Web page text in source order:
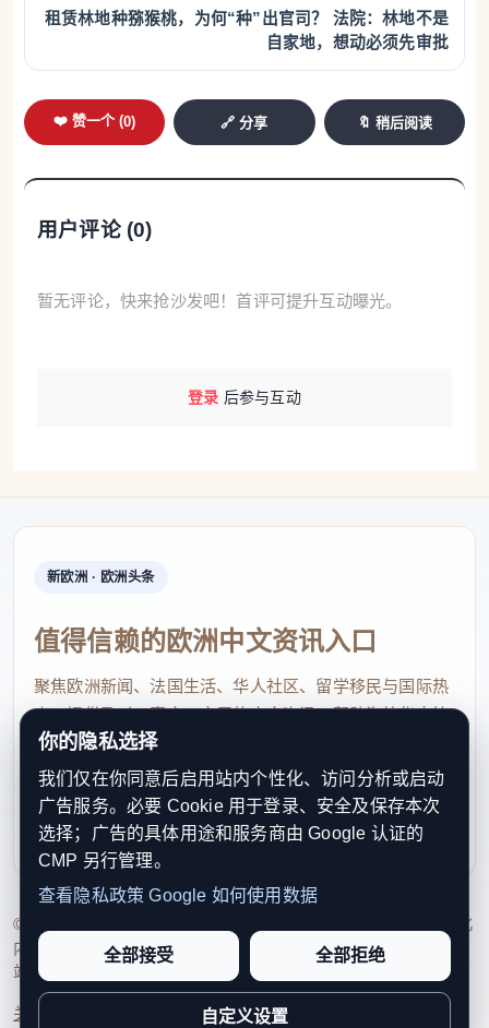
租赁林地种猕猴桃，为何“种”出官司？ 法院：林地不是
自家地，想动必须先审批
❤️ 赞一个 (0) 🔗 分享 🔖 稍后阅读
用户评论 (0)
暂无评论，快来抢沙发吧！首评可提升互动曝光。
登录 后参与互动
新欧洲 · 欧洲头条
值得信赖的欧洲中文资讯入口
聚焦欧洲新闻、法国生活、华人社区、留学移民与国际热
点，提供及时、真实、实用的中文资讯，帮助海外华人快
速了解欧洲动态。
contact@xinouzhou.com
服务支持、版权与合作：工作日优先处理站务、投稿与权
利通知
© 2026 新欧洲·欧洲头条. All Rights Reserved. 本网站持续优化
内容透明度、联系方式与用户权利说明，以提升品牌信任感和
站点完整度。
关于我们 编辑规范日期归档隐私政策
你的隐私选择
我们仅在你同意后启用站内个性化、访问分析或启动
广告服务。必要 Cookie 用于登录、安全及保存本次
选择；广告的具体用途和服务商由 Google 认证的
CMP 另行管理。
查看隐私政策 Google 如何使用数据
全部接受 全部拒绝
自定义设置